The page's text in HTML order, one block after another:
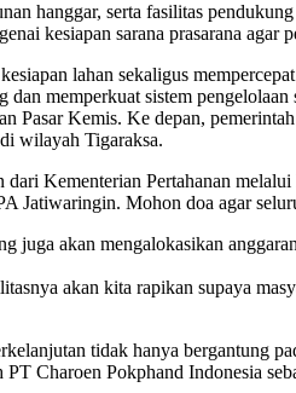
hanggar, serta fasilitas
kesiapan sarana prasarana agar
lahan sekaligus
memperkuat sistem
Kemis. Ke depan,
wilayah Tigaraksa.
Kementerian Pertahanan
Jatiwaringin. Mohon doa agar
juga akan mengalokasikan
akan kita rapikan supaya
tidak hanya bergantung
Charoen Pokphand Indonesia